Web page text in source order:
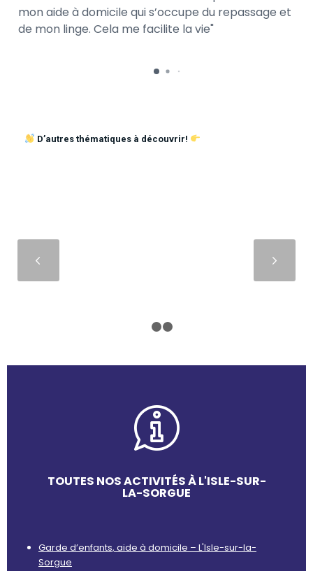
mon aide à domicile qui s’occupe du repassage et
de mon linge. Cela me facilite la vie
D’autres thématiques à découvrir!
TOUTES NOS ACTIVITÉS À L'ISLE-SUR-
LA-SORGUE
Garde d’enfants, aide à domicile – L'Isle-sur-la-
Sorgue